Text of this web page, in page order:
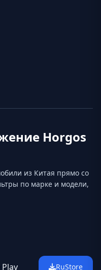
Horgos
из Китая прямо со
по марке и модели,
RuStore